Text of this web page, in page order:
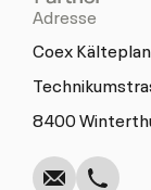
Adresse
Coex
8400